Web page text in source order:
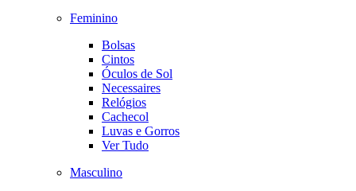
Feminino
Bolsas
Cintos
Óculos de Sol
Necessaires
Relógios
Cachecol
Luvas e Gorros
Ver Tudo
Masculino